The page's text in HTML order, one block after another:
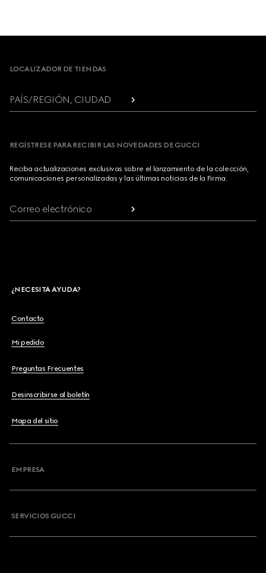
LOCALIZADOR DE TIENDAS
PAÍS/REGIÓN, CIUDAD
REGÍSTRESE PARA RECIBIR LAS NOVEDADES DE GUCCI
Reciba actualizaciones exclusivas sobre el lanzamiento de la colección,
comunicaciones personalizadas y las últimas noticias de la Firma.
Correo electrónico
¿NECESITA AYUDA?
Contacto
Mi pedido
Preguntas Frecuentes
Desinscribirse al boletín
Mapa del sitio
EMPRESA
SERVICIOS GUCCI